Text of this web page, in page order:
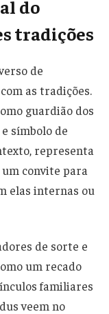
do
tradições
de
as tradições.
guardião dos
símbolo de
representa
convite para
elas internas ou
de sorte e
um recado
familiares
veem no